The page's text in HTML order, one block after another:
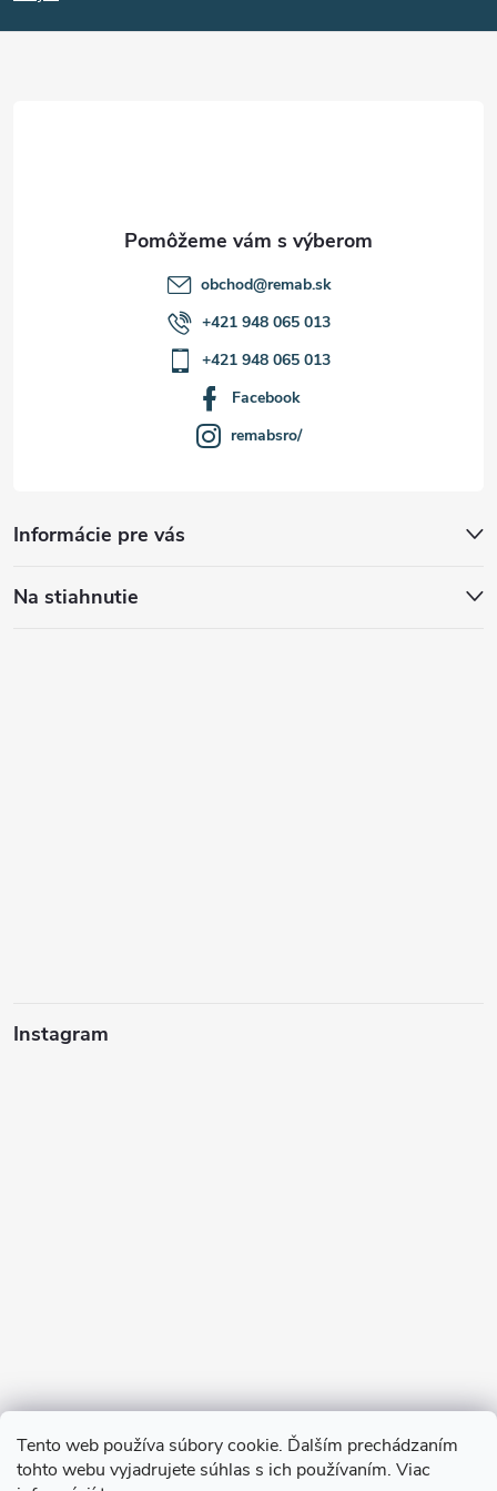
Tento web používa súbory cookie. Ďalším prechádzaním
tohto webu vyjadrujete súhlas s ich používaním. Viac
p
Informácie pre vás
Na stiahnutie
Instagram
Sledovať na Instagrame
obchod@remab.sk
+421 948 065 013
+421 948 065 013
Facebook
remabsro/